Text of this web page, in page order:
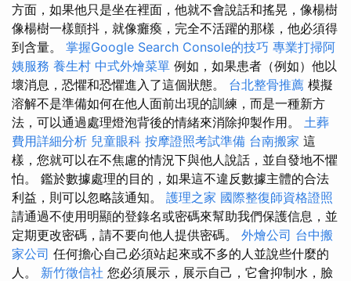
方面，如果他只是坐在裡面，他就不會說話和搖晃，像楊樹
像楊樹一樣顫抖，就像癱瘓，完全不活躍的那樣，他必須得
到含量。 掌握Google Search Console的技巧 專業打掃阿
姨服務 養生村 中式外燴菜單 例如，如果患者（例如）他以
壞消息，恐懼和恐懼進入了這個狀態。 台北整骨推薦 模擬
溶解不是準備如何在他人面前出現的訓練，而是一種新方
法，可以通過處理燈泡背後的情緒來消除抑製作用。 土葬
費用詳細分析 兒童眼科 按摩證照考試準備 台南搬家 這
樣，您就可以在不焦慮的情況下與他人說話，並自發地不懼
怕。 鑑於數據處理的目的，如果這不違反數據主體的合法
利益，則可以忽略該通知。 護理之家 國際整復師資格證照
請通過不使用明顯的登錄名或密碼來幫助我們保護信息，並
定期更改密碼，請不要向他人提供密碼。 外燴公司 台中搬
家公司 任何擔心自己必須站起來或不多的人並說些什麼的
人。 新竹徵信社 您必須展示，展示自己，它會抑制水，臉